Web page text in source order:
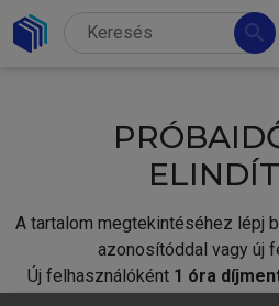
search
A tartalom megtekintéséhez lépj
azonosítóddal vagy új
Új felhasználóként 1 óra